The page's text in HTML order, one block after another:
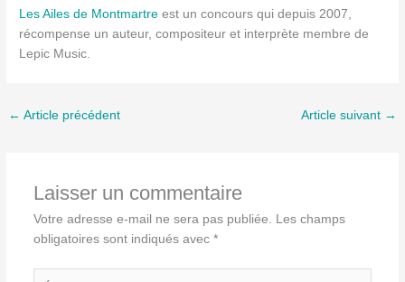
Les Ailes de Montmartre est un concours qui depuis 2007,
récompense un auteur, compositeur et interprète membre de
Lepic Music.
← Article précédent Article suivant →
Laisser un commentaire
Votre adresse e-mail ne sera pas publiée. Les champs
obligatoires sont indiqués avec *